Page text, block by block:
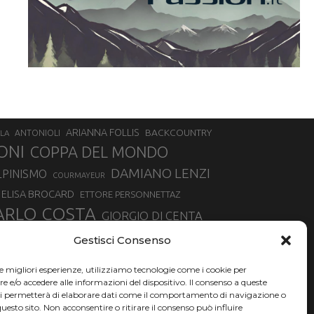
Gestisci Consenso
migliori esperienze, utilizziamo tecnologie come i cookie per
e/o accedere alle informazioni del dispositivo. Il consenso a queste
permetterà di elaborare dati come il comportamento di navigazione o
sito. Non acconsentire o ritirare il consenso può influire
ANTONIOLI ARIANNA FOLLIS
BACKCOUNTRY
COPPA DEL MONDO
COURMAYEUR DAMIANO LENZI
ELISA BROCARD ETTORE PERSONNETTAZ
COSTA GIORGIO DI CENTA
LUCA MATTEOTTI MADONNA DI CAMPIGLIO
NAZIONALE DI SCIALPINISMO NORVEGIA
PSL RAFFAELLA TEMPESTA